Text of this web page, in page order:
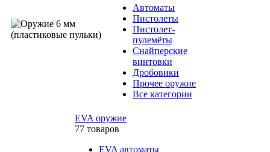
Автоматы
Пистолеты
Пистолет-
пулемёты
Снайперские
винтовки
Дробовики
Прочее оружие
Все категории
EVA оружие
77 товаров
EVA автоматы